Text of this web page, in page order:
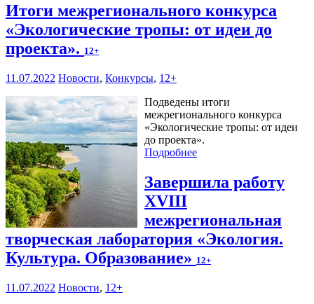
Итоги межрегионального конкурса
«Экологические тропы: от идеи до
проекта». 12+
11.07.2022 Новости, Конкурсы, 12+
Подведены итоги
межрегионального конкурса
«Экологические тропы: от идеи
до проекта».
Подробнее
Завершила работу
XVIII
межрегиональная
творческая лаборатория «Экология.
Культура. Образование» 12+
11.07.2022 Новости, 12+